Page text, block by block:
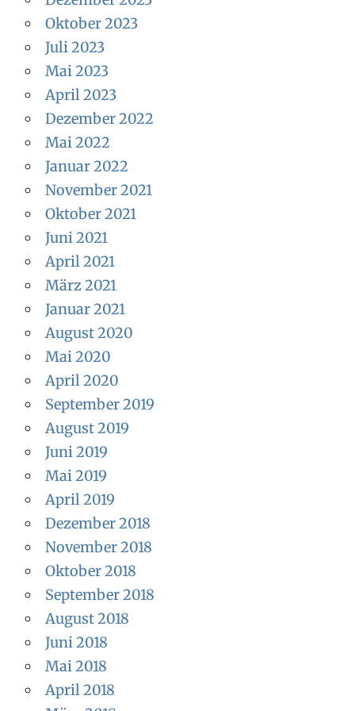
Oktober 2023
Juli 2023
Mai 2023
April 2023
Dezember 2022
Mai 2022
Januar 2022
November 2021
Oktober 2021
Juni 2021
April 2021
März 2021
Januar 2021
August 2020
Mai 2020
April 2020
September 2019
August 2019
Juni 2019
Mai 2019
April 2019
Dezember 2018
November 2018
Oktober 2018
September 2018
August 2018
Juni 2018
Mai 2018
April 2018